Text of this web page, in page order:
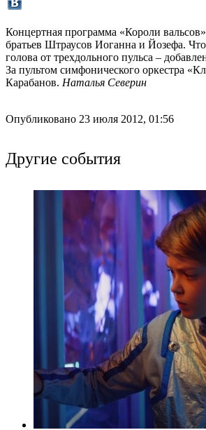
Концертная программа «Короли
братьев Штраусов Иоганна и Йозефа.
голова от трехдольного пульса –
За пультом симфонического оркестра
Карабанов. Наталья Северин
Опубликовано 23 июля 2012, 01:56
Другие события